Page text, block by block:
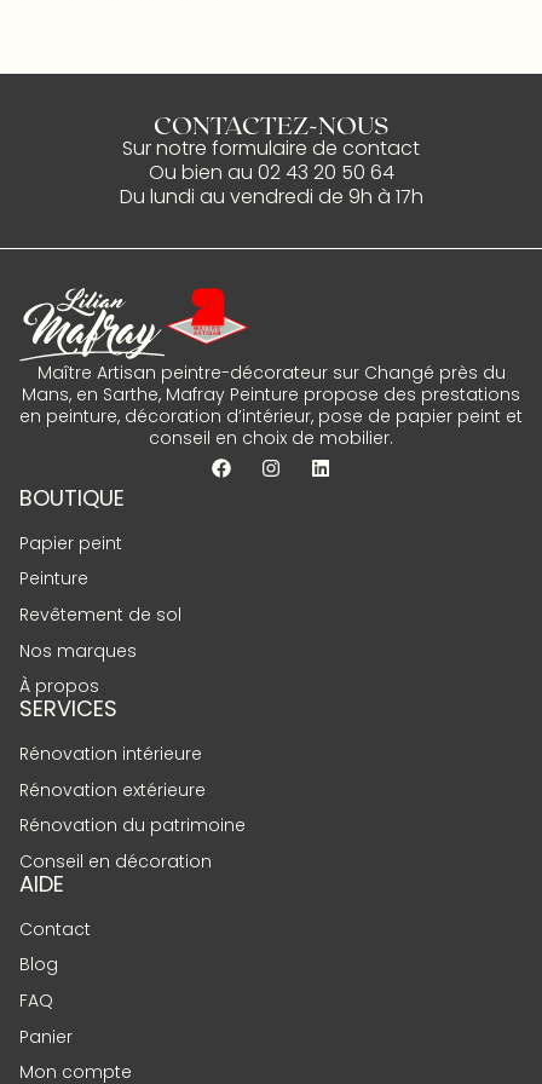
CONTACTEZ-NOUS
Sur notre formulaire de contact
Ou bien au 02 43 20 50 64
Du lundi au vendredi de 9h à 17h
Maître Artisan peintre-décorateur sur Changé près du
Mans, en Sarthe, Mafray Peinture propose des prestations
en peinture, décoration d’intérieur, pose de papier peint et
conseil en choix de mobilier.
BOUTIQUE
Papier peint
Peinture
Revêtement de sol
Nos marques
À propos
SERVICES
Rénovation intérieure
Rénovation extérieure
Rénovation du patrimoine
Conseil en décoration
AIDE
Contact
Blog
FAQ
Panier
Mon compte